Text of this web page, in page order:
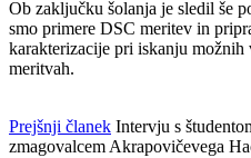
Ob zaključku šolanja je sledil še
smo primere DSC meritev in
karakterizacije pri iskanju
meritvah.
Prejšnji članek Intervju s
zmagovalcem Akrapovičevega